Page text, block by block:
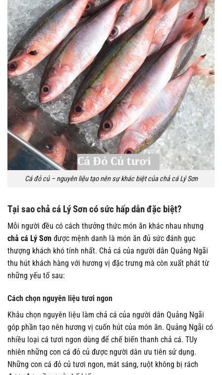
Cá đỏ củ – nguyên liệu tạo nên sự khác biệt của chả cá Lý Sơn
Tại sao chả cá Lý Sơn có sức hấp dẫn đặc biệt?
Mỗi người đều có cách thưởng thức món ăn khác nhau nhưng
chả cá Lý Sơn được mệnh danh là món ăn đủ sức đánh gục
thượng khách khó tính nhất. Chả cá của người dân Quảng Ngãi
thu hút khách hàng với hương vị đặc trưng mà còn xuất phát từ
những yếu tố sau:
Cách chọn nguyên liệu tươi ngon
Khâu chọn nguyên liệu làm chả cá của người dân Quảng Ngãi
góp phần tạo nên hương vị cuốn hút của món ăn. Quảng Ngãi có
nhiều loại cá tươi ngon dùng để chế biến thanh chả cá. TUy
nhiên những con cá đỏ củ được người dân ưu tiên sử dụng.
Những con cá đỏ củ tươi ngon, mát sáng, ruột không bị rách